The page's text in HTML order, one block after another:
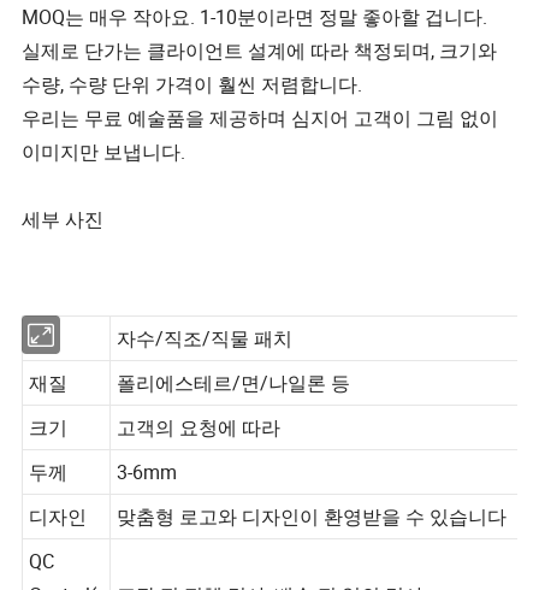
MOQ는 매우 작아요. 1-10분이라면 정말 좋아할 겁니다.
실제로 단가는 클라이언트 설계에 따라 책정되며, 크기와
수량, 수량 단위 가격이 훨씬 저렴합니다.
우리는 무료 예술품을 제공하며 심지어 고객이 그림 없이
이미지만 보냅니다.
세부 사진
자수/직조/직물 패치
재질
폴리에스테르/면/나일론 등
크기
고객의 요청에 따라
두께 3-6mm
디자인
맞춤형 로고와 디자인이 환영받을 수 있습니다